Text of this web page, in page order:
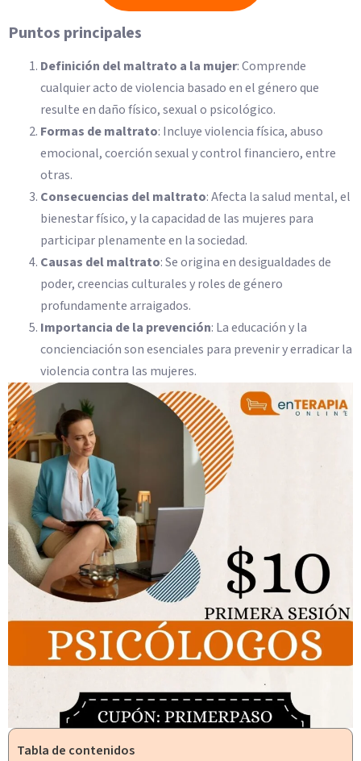
Puntos principales
Definición del maltrato a la mujer: Comprende
cualquier acto de violencia basado en el género que
resulte en daño físico, sexual o psicológico.
Formas de maltrato: Incluye violencia física, abuso
emocional, coerción sexual y control financiero, entre
otras.
Consecuencias del maltrato: Afecta la salud mental, el
bienestar físico, y la capacidad de las mujeres para
participar plenamente en la sociedad.
Causas del maltrato: Se origina en desigualdades de
poder, creencias culturales y roles de género
profundamente arraigados.
Importancia de la prevención: La educación y la
concienciación son esenciales para prevenir y erradicar la
violencia contra las mujeres.
Tabla de contenidos